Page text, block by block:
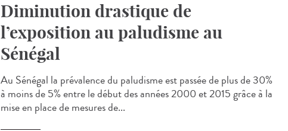
Diminution drastique de
l’exposition au paludisme au
Sénégal
Au Sénégal la prévalence du paludisme est passée de plus de 30%
à moins de 5% entre le début des années 2000 et 2015 grâce à la
mise en place de mesures de...